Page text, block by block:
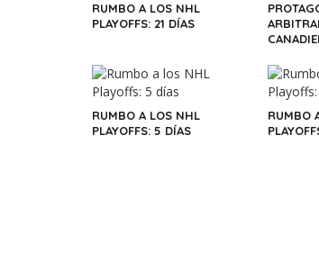
RUMBO A LOS NHL
PLAYOFFS: 21 DÍAS
RUMBO A LOS NHL
PLAYOFFS: 5 DÍAS
RUMBO